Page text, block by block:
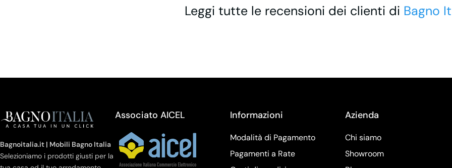
Leggi tutte le recensioni dei clienti di Bagno
Bagnoitalia.it | Mobili Bagno Italia
Selezioniamo i prodotti giusti per la
Associato AICEL Informazioni
Modalità di Pagamento
Pagamenti a Rate
Azienda
Chi siamo
Showroom